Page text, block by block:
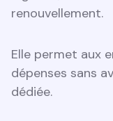
renouvellement.
Elle permet aux
dépenses sans
dédiée.